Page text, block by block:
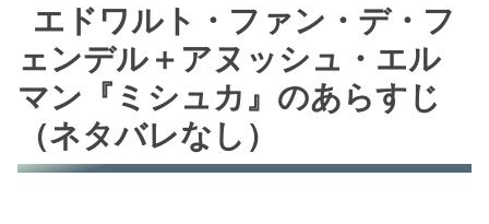
エドワルト・ファン・デ・フ
ェンデル＋アヌッシュ・エル
マン『ミシュカ』のあらすじ
（ネタバレなし）